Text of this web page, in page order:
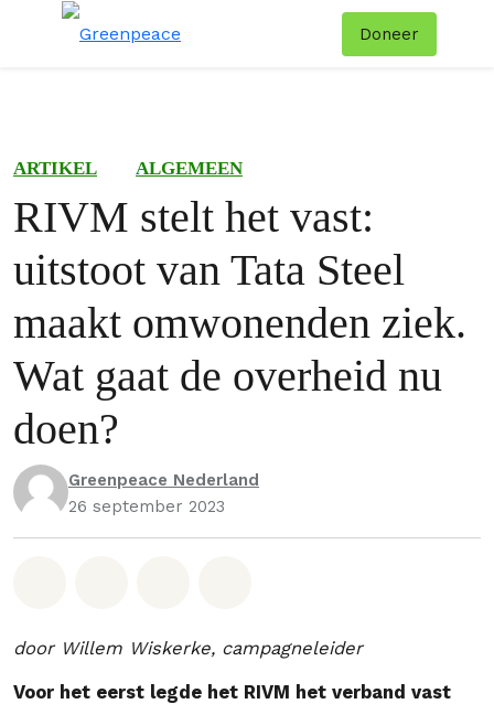
Doneer
ARTIKEL ALGEMEEN
RIVM stelt het vast:
uitstoot van Tata Steel
maakt omwonenden ziek.
Wat gaat de overheid nu
doen?
Greenpeace Nederland
26 september 2023
door Willem Wiskerke, campagneleider
Voor het eerst legde het RIVM het verband vast